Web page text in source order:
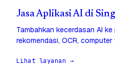
Jasa Aplikasi AI di
Tambahkan kecerdasan AI
rekomendasi, OCR, computer
Lihat layanan →